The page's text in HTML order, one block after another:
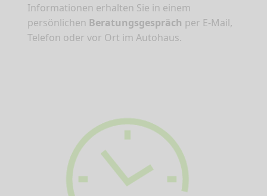
Informationen erhalten Sie in einem
persönlichen Beratungsgespräch per E-Mail,
Telefon oder vor Ort im Autohaus.